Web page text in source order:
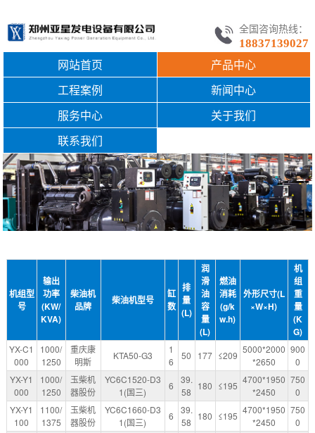
全国咨询热线：
18837139027
网站首页
产品中心
工程案例
新闻中心
服务中心
关于我们
联系我们
机组型
号
输出
功率
(KW/
KVA)
柴油机
品牌
柴油机型号
缸
数
排
量
(L)
润
滑
油
容
量
(L)
燃油
消耗
(g/k
w.h)
外形尺寸(L
×W×H)
机
组
重
量
(K
G)
YX-C1
000
1000/
1250
重庆康
明斯
KTA50-G3
1
6
50 177 ≤209
5000*2000
*2650
900
0
YX-Y1
000
1000/
1250
玉柴机
器股份
YC6C1520-D3
1(国三)
6
39.
58
180 ≤195
4700*1950
*2450
750
0
YX-Y1
100
1100/
1375
玉柴机
器股份
YC6C1660-D3
1(国三)
6
39.
58
180 ≤195
4700*1950
*2450
750
0